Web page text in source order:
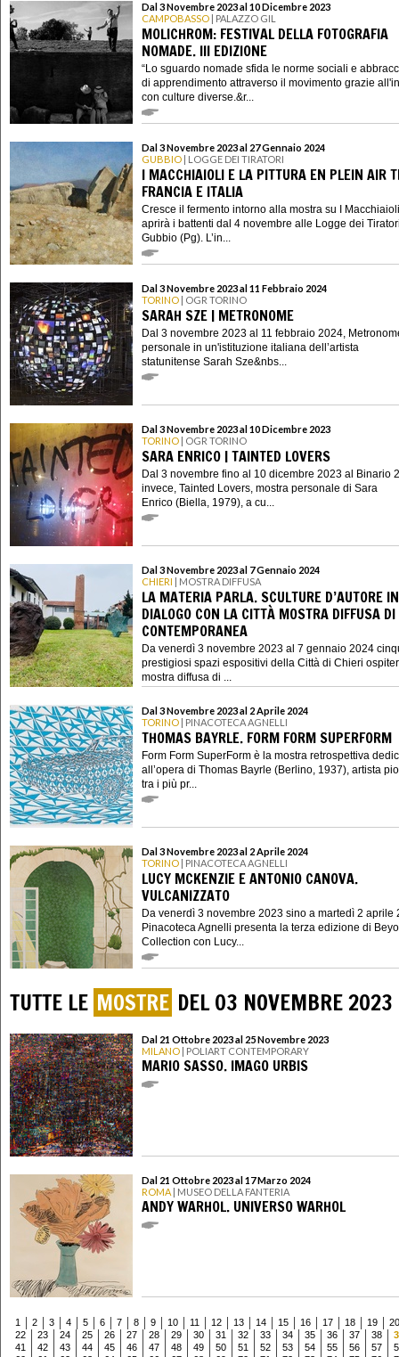
Dal 3 Novembre 2023 al 10 Dicembre 2023
CAMPOBASSO | PALAZZO GIL
MOLICHROM: FESTIVAL DELLA FOTOGRAFIA
NOMADE. III EDIZIONE
“Lo sguardo nomade sfida le norme sociali e
di apprendimento attraverso il movimento grazie
con culture diverse.&r...
Dal 3 Novembre 2023 al 27 Gennaio 2024
GUBBIO | LOGGE DEI TIRATORI
I MACCHIAIOLI E LA PITTURA EN PLEIN AIR
FRANCIA E ITALIA
Cresce il fermento intorno alla mostra su I
aprirà i battenti dal 4 novembre alle Logge dei
Gubbio (Pg). L’in...
Dal 3 Novembre 2023 al 11 Febbraio 2024
TORINO | OGR TORINO
SARAH SZE | METRONOME
Dal 3 novembre 2023 al 11 febbraio 2024,
personale in un'istituzione italiana dell’artista
statunitense Sarah Sze&nbs...
Dal 3 Novembre 2023 al 10 Dicembre 2023
TORINO | OGR TORINO
SARA ENRICO | TAINTED LOVERS
Dal 3 novembre fino al 10 dicembre 2023 al Binario
invece, Tainted Lovers, mostra personale di Sara
Enrico (Biella, 1979), a cu...
Dal 3 Novembre 2023 al 7 Gennaio 2024
CHIERI | MOSTRA DIFFUSA
LA MATERIA PARLA. SCULTURE D’AUTORE IN
DIALOGO CON LA CITTÀ MOSTRA DIFFUSA
CONTEMPORANEA
Da venerdì 3 novembre 2023 al 7 gennaio 2024
prestigiosi spazi espositivi della Città di Chieri
mostra diffusa di ...
Dal 3 Novembre 2023 al 2 Aprile 2024
TORINO | PINACOTECA AGNELLI
THOMAS BAYRLE. FORM FORM SUPERFORM
Form Form SuperForm è la mostra retrospettiva
all’opera di Thomas Bayrle (Berlino, 1937), artista
tra i più pr...
Dal 3 Novembre 2023 al 2 Aprile 2024
TORINO | PINACOTECA AGNELLI
LUCY MCKENZIE E ANTONIO CANOVA.
VULCANIZZATO
Da venerdì 3 novembre 2023 sino a martedì 2 aprile
Pinacoteca Agnelli presenta la terza edizione di
Collection con Lucy...
TUTTE LE MOSTRE DEL 03 NOVEMBRE 2023
Dal 21 Ottobre 2023 al 25 Novembre 2023
MILANO | POLIART CONTEMPORARY
MARIO SASSO. IMAGO URBIS
Dal 21 Ottobre 2023 al 17 Marzo 2024
ROMA | MUSEO DELLA FANTERIA
ANDY WARHOL. UNIVERSO WARHOL
1 2 3 4 5 6 7 8 9 10 11 12 13 14 15 16 17 18 19
20
22
23 24 25 26 27 28 29 30 31 32 33 34 35 36 37 38
41
42 43 44 45 46 47 48 49 50 51 52 53 54 55 56 57